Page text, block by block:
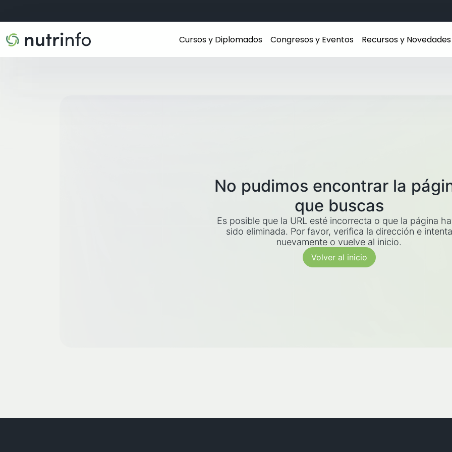
Cursos y Diplomados Congresos y Eventos Recursos y Novedades
No pudimos encontrar la
que buscas
Es posible que la URL esté incorrecta o que la página
sido eliminada. Por favor, verifica la dirección e intenta
nuevamente o vuelve al inicio.
Volver al inicio